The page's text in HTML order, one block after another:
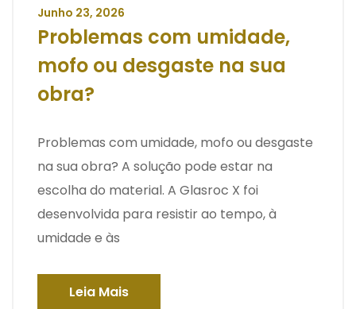
Junho 23, 2026
Problemas com umidade,
mofo ou desgaste na sua
obra?
Problemas com umidade, mofo ou desgaste
na sua obra? A solução pode estar na
escolha do material. A Glasroc X foi
desenvolvida para resistir ao tempo, à
umidade e às
Leia Mais